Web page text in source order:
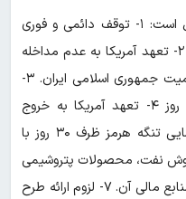
جزییات این پیش‌نویس به شرح ذیل است: ۱- توقف دائمی و فوری
جنگ در همه جبهه ها از جمله لبنان ۲- تعهد آمریکا به عدم مداخله
در امور داخلی ایران و احترام به حاکمیت جمهوری اسلامی ایران. ۳-
رفع کامل محاصره دریایی ظرف ۳۰ روز ۴- تعهد آمریکا به خروج
نیروهایش از پیرامون ایران ۵- بازگشایی تنگه هرمز ظرف ۳۰ روز با
های فروش نفت، محصولات پتروشیمی
و مشتقات و دسترسی کامل ایران به منابع مالی آن. ۷- لزوم ارائه طرح